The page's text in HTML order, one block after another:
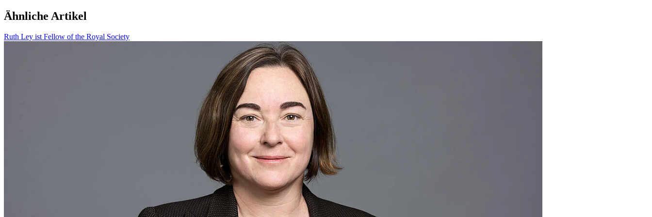
Ähnliche Artikel
Ruth Ley ist Fellow of the Royal Society